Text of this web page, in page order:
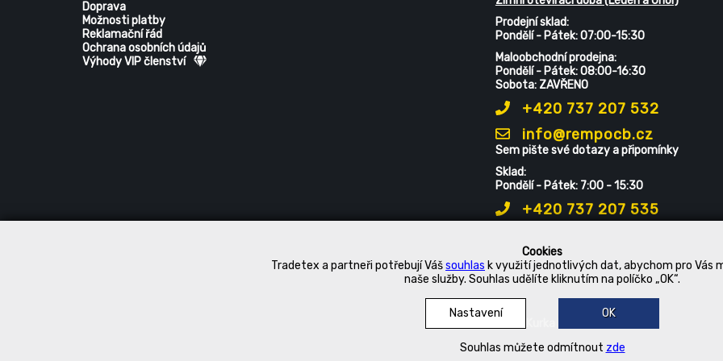
Cookies
Tradetex a partneři potřebují Vášsouhlas k využití jednotlivých dat, abychom pro Vás
naše služby. Souhlas udělíte kliknutím na políčko „OK“.
Nastavení OK
Souhlas můžete odmítnout zde
Doprava
Možnosti platby
Reklamační řád
Ochrana osobních údajů
Výhody VIP členství
Prodejní sklad:
Pondělí - Pátek: 07:00-15:30
Maloobchodní prodejna:
Pondělí - Pátek: 08:00-16:30
Sobota: ZAVŘENO
+420 737 207 532
info@rempocb.cz
Sem pište své dotazy a připomínky
Sklad:
Pondělí - Pátek: 7:00 - 15:30
+420 737 207 535